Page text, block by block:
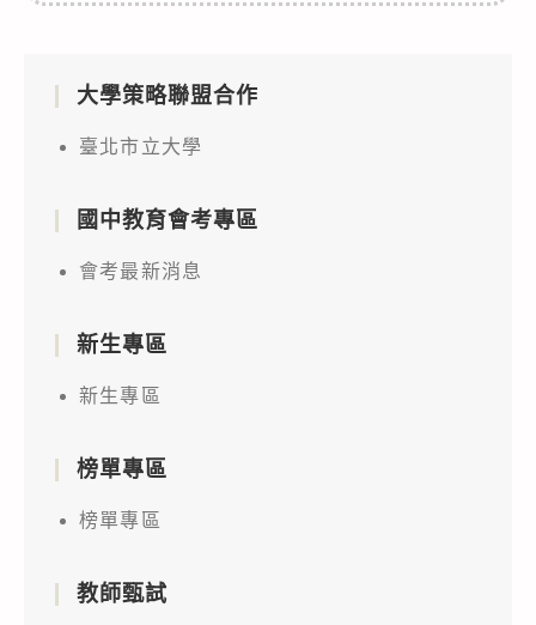
大學策略聯盟合作
臺北市立大學
國中教育會考專區
會考最新消息
新生專區
新生專區
榜單專區
榜單專區
教師甄試